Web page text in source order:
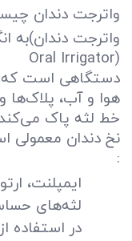
واترجت دندان
واترجت دندان(به
Oral Irrigator)
دستگاهی است که
هوا و آب، پلاک‌ها
خط لثه پاک
نخ دندان معمولی
:
ایمپلنت،
لثه‌های
در استفاده